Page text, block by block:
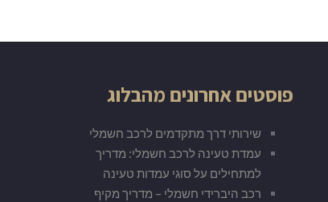
פוסטים אחרונים מהבלוג
שירותי דרך מתקדמים לרכב חשמלי
עמדת טעינה לרכב חשמלי: מדריך
למתחילים על סוגי עמדות טעינה
רכב היברידי חשמלי – מדריך מקיף